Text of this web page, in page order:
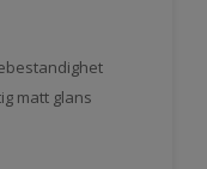
matt glans